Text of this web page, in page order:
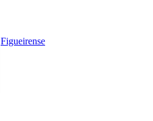
Figueirense